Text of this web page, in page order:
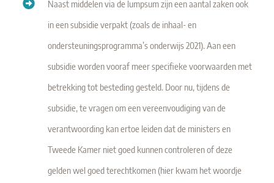
Naast middelen via de lumpsum zijn een aantal zaken ook
in een subsidie verpakt (zoals de inhaal- en
ondersteuningsprogramma’s onderwijs 2021). Aan een
subsidie worden vooraf meer specifieke voorwaarden met
betrekking tot besteding gesteld. Door nu, tijdens de
subsidie, te vragen om een vereenvoudiging van de
verantwoording kan ertoe leiden dat de ministers en
Tweede Kamer niet goed kunnen controleren of deze
gelden wel goed terechtkomen (hier kwam het woordje